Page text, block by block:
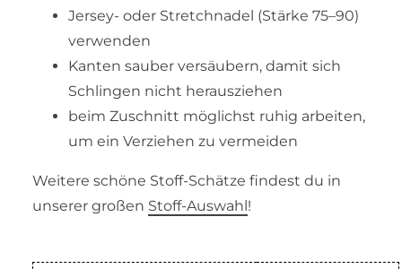
Jersey- oder Stretchnadel (Stärke 75–90)
verwenden
Kanten sauber versäubern, damit sich
Schlingen nicht herausziehen
beim Zuschnitt möglichst ruhig arbeiten,
um ein Verziehen zu vermeiden
Weitere schöne Stoff-Schätze findest du in
unserer großen Stoff-Auswahl!